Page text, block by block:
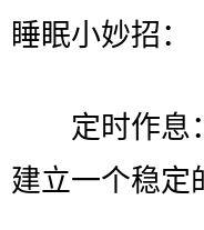
睡眠小妙招：
定时作息：
建立一个稳定